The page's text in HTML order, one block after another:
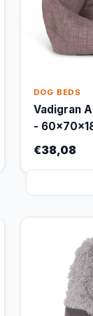
DOG BEDS
Vadigran
-
€38,08